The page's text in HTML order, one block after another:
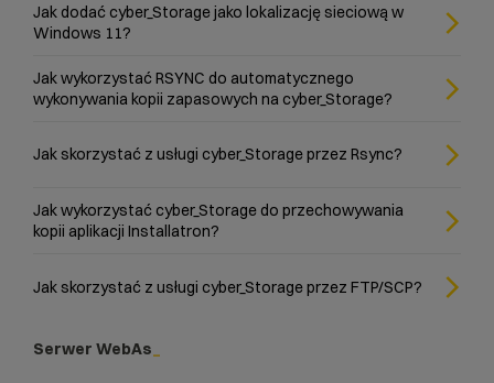
Jak dodać cyber_Storage jako lokalizację sieciową w
Windows 11?
Jak wykorzystać RSYNC do automatycznego
wykonywania kopii zapasowych na cyber_Storage?
Jak skorzystać z usługi cyber_Storage przez Rsync?
Jak wykorzystać cyber_Storage do przechowywania
kopii aplikacji Installatron?
Jak skorzystać z usługi cyber_Storage przez FTP/SCP?
Serwer WebAs